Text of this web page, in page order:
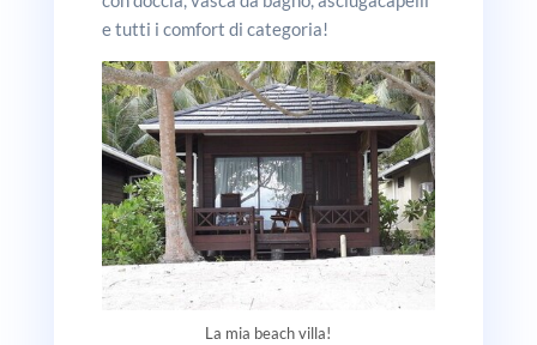
e tutti i comfort di categoria!
La mia beach villa!